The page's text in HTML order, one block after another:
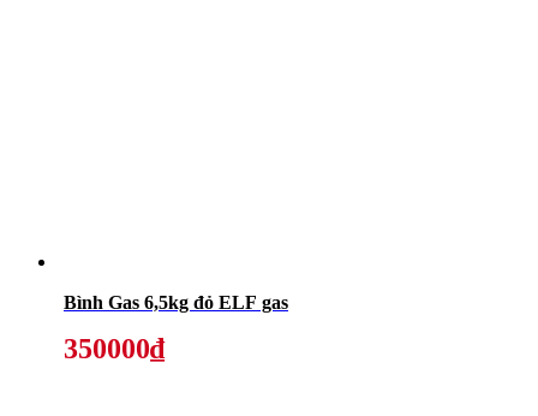
Bình Gas 6,5kg đỏ ELF gas
350000₫